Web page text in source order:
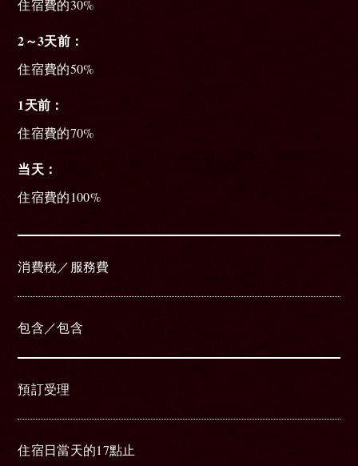
住宿費的30%
2～3天前
住宿費的50%
1天前
住宿費的70%
当天
住宿費的100%
消費稅／服務費
包含／包含
預訂受理
住宿日當天的17點止